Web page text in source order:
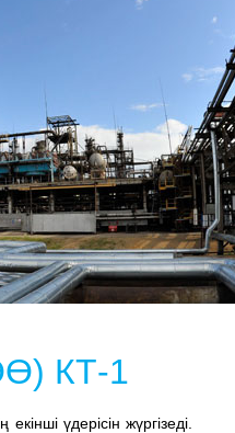
КТ-1
үдерісін жүргізеді.